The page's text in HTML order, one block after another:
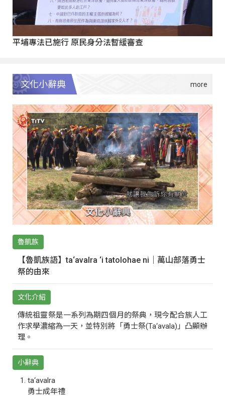
平埔專法已施行 原民身分法暫緩審查
文化小辭典
魯凱族
【魯凱族語】ta‘avalra ‘i tatolohae ni｜萬山部落勇士
祭的由來
文化介紹
傳統祖靈祭是一系列為期四個月的祭典，現今配合族人工
作求學濃縮為一天，並特別將「勇士祭(Ta‘avala)」凸顯辦
理。
小辭典
ta‘avalra
勇士成年禮